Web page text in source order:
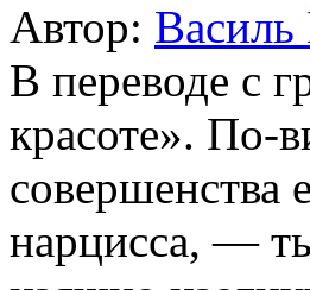
Автор: Василь
В переводе с
красоте». По-
совершенства
нарцисса, —